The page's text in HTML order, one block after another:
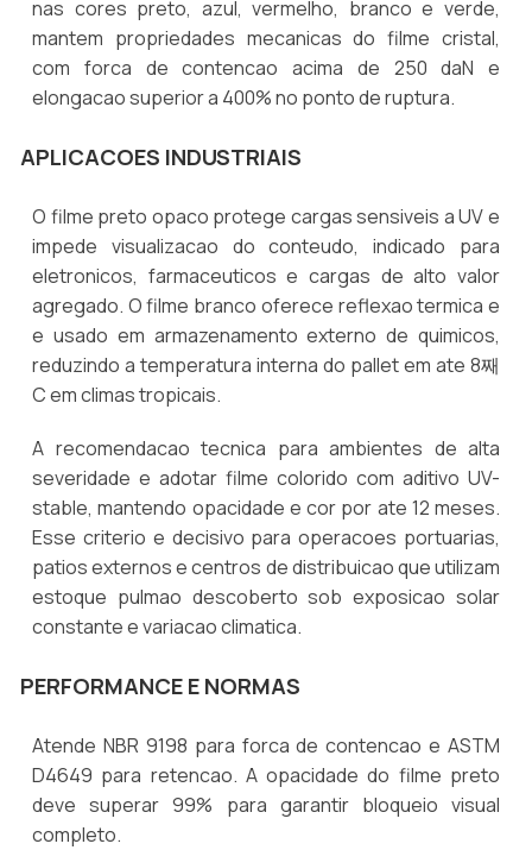
nas cores preto, azul, vermelho, branco e verde,
mantem propriedades mecanicas do filme cristal,
com forca de contencao acima de 250 daN e
elongacao superior a 400% no ponto de ruptura.
APLICACOES INDUSTRIAIS
O filme preto opaco protege cargas sensiveis a UV e
impede visualizacao do conteudo, indicado para
eletronicos, farmaceuticos e cargas de alto valor
agregado. O filme branco oferece reflexao termica e
e usado em armazenamento externo de quimicos,
reduzindo a temperatura interna do pallet em ate 8째
C em climas tropicais.
A recomendacao tecnica para ambientes de alta
severidade e adotar filme colorido com aditivo UV-
stable, mantendo opacidade e cor por ate 12 meses.
Esse criterio e decisivo para operacoes portuarias,
patios externos e centros de distribuicao que utilizam
estoque pulmao descoberto sob exposicao solar
constante e variacao climatica.
PERFORMANCE E NORMAS
Atende NBR 9198 para forca de contencao e ASTM
D4649 para retencao. A opacidade do filme preto
deve superar 99% para garantir bloqueio visual
completo.